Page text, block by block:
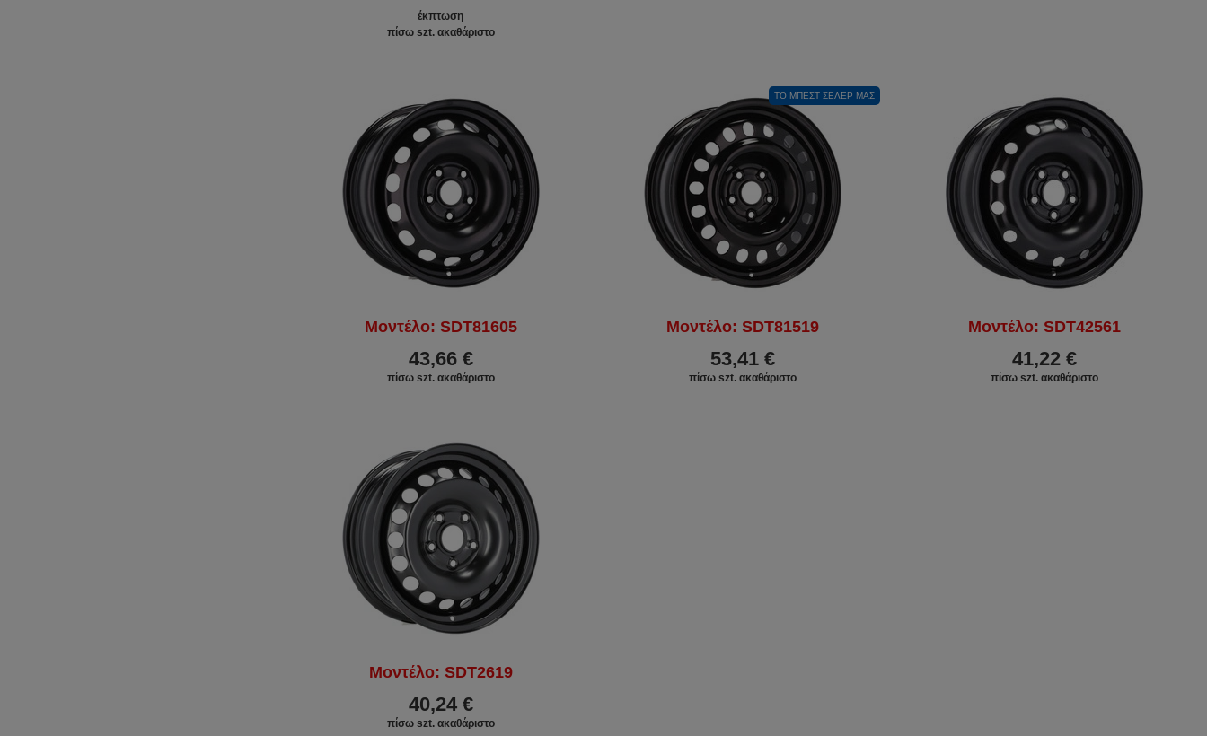
έκπτωση
πίσω szt. ακαθάριστο
Μοντέλο: SDT81605
43,66 €
πίσω szt. ακαθάριστο
ΤΟ ΜΠΕΣΤ ΣΈΛΕΡ ΜΑΣ
Μοντέλο: SDT81519
53,41 €
πίσω szt. ακαθάριστο
Μοντέλο: SDT42561
41,22 €
πίσω szt. ακαθάριστο
Μοντέλο: SDT2619
40,24 €
πίσω szt. ακαθάριστο